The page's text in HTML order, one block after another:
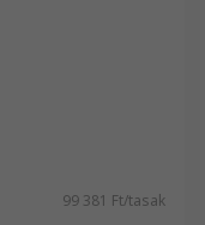
99 381 Ft/tasak